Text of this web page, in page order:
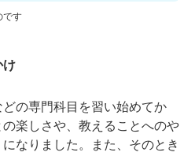
です
け
の専門科目を習い始めてか
楽しさや、教えることへのや
なりました。また、そのとき